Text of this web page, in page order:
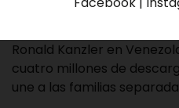
alguien le han quitado sus
Ronald Kanzler en
cuatro millones de
une a las familias